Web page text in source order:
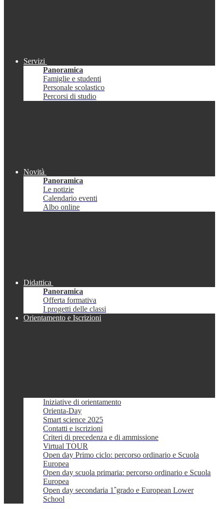
Servizi
Panoramica
Famiglie e studenti
Personale scolastico
Percorsi di studio
Novità
Panoramica
Le notizie
Calendario eventi
Albo online
Didattica
Panoramica
Offerta formativa
I progetti delle classi
Orientamento e Iscrizioni
Iniziative di orientamento
Orienta-Day
Smart science 2025
Contatti e iscrizioni
Criteri di precedenza e di ammissione
Virtual TOUR
Open day Primo ciclo: percorso ordinario e Scuola
Europea
Open day scuola primaria: percorso ordinario e Scuola
Europea
Open day secondaria 1ˆgrado e European Lower
School